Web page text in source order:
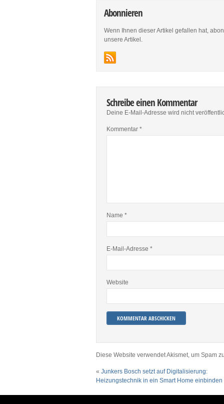
Abonnieren
Wenn Ihnen dieser Artikel gefallen hat,
unsere Artikel.
Schreibe einen Kommentar
Deine E-Mail-Adresse wird nicht
Kommentar *
Name *
E-Mail-Adresse *
Website
Diese Website verwendet Akismet, um Spam
« Junkers Bosch setzt auf Digitalisierung:
Heizungstechnik in ein Smart Home einbinden